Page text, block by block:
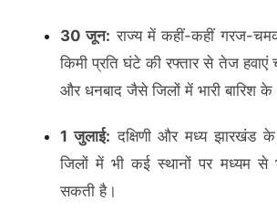
30 जून: राज्य में कहीं-कहीं गरज-
किमी प्रति घंटे की रफ्तार से तेज
और धनबाद जैसे जिलों में भारी बारिश
1 जुलाई: दक्षिणी और मध्य झारखंड के
जिलों में भी कई स्थानों पर मध्यम से
सकती है।